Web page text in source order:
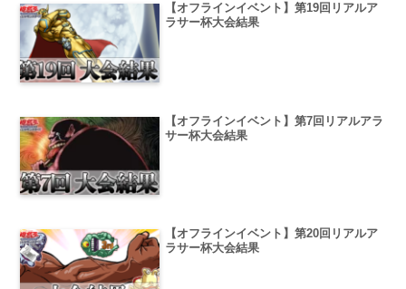
【オフラインイベント】第19回リアルア
ラサー杯大会結果
【オフラインイベント】第7回リアルアラ
サー杯大会結果
【オフラインイベント】第20回リアルア
ラサー杯大会結果